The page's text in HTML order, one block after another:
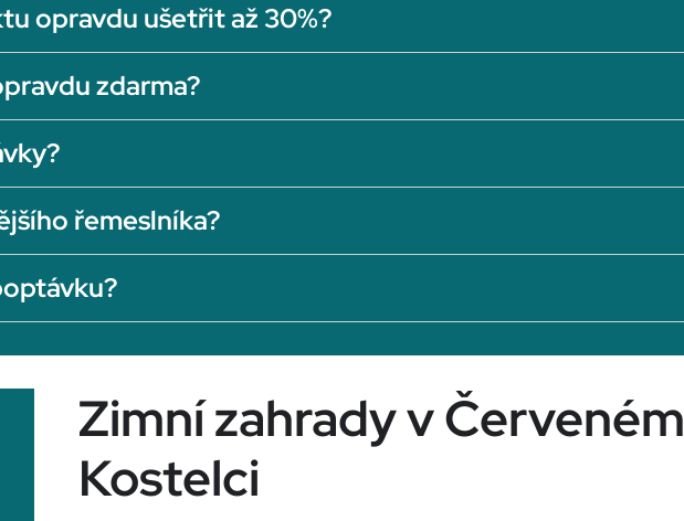
opravdu ušetřit až 30%?
zdarma?
řemeslníka?
Zimní zahrady v Červeném
Kostelci